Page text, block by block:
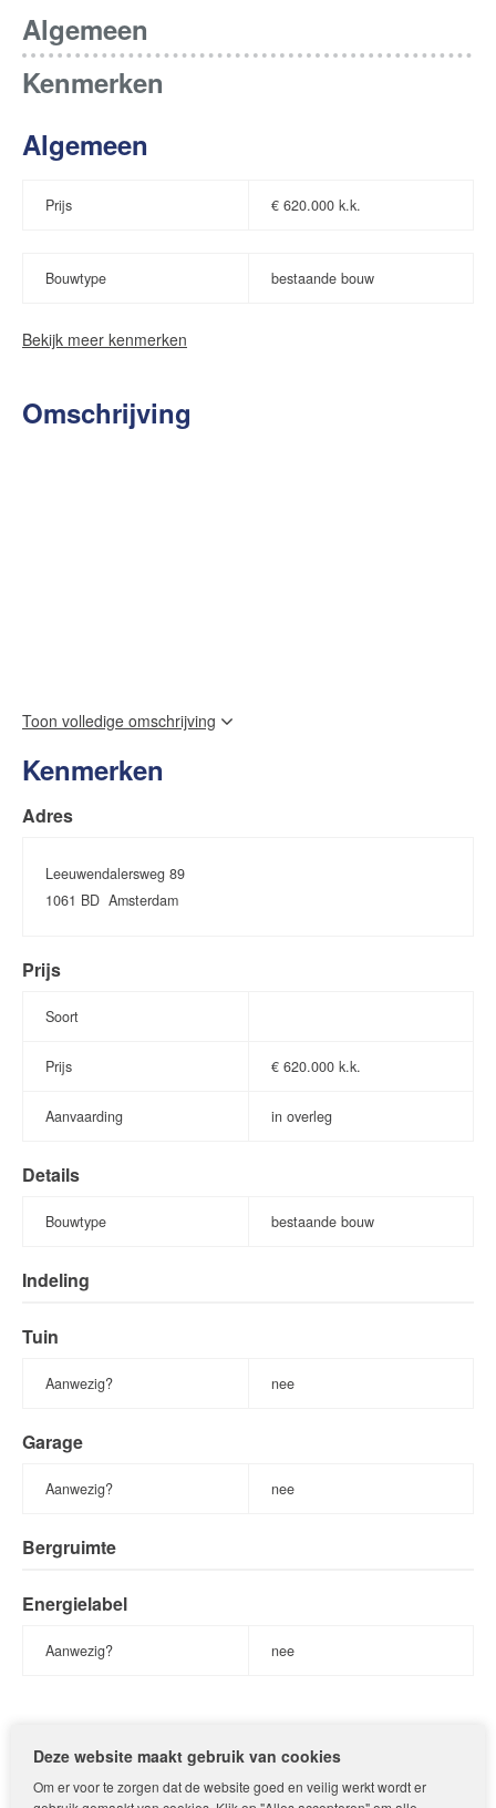
Algemeen
Kenmerken
Algemeen
Prijs € 620.000 k.k.
Bouwtype bestaande bouw
Bekijk meer kenmerken
Omschrijving
Toon volledige omschrijving
Kenmerken
Adres
Leeuwendalersweg 89
1061 BD Amsterdam
Prijs
Soort
Prijs € 620.000 k.k.
Aanvaarding in overleg
Details
Bouwtype bestaande bouw
Indeling
Tuin
Aanwezig? nee
Garage
Aanwezig? nee
Bergruimte
Energielabel
Aanwezig? nee
Deze website maakt gebruik van cookies
Om er voor te zorgen dat de website goed en veilig werkt wordt er